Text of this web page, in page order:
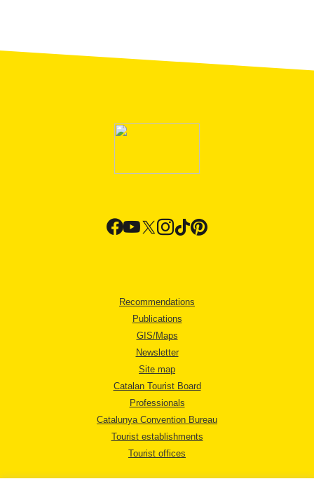
Recommendations
Publications
GIS/Maps
Newsletter
Site map
Catalan Tourist Board
Professionals
Catalunya Convention Bureau
Tourist establishments
Tourist offices